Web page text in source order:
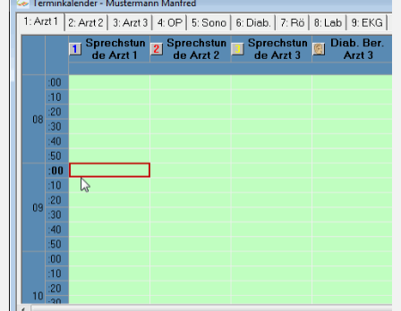
Patient
über
Terminkalender
aufnehmen
Vollbildmodus
oder
Fenster?
Unkompliziertes
Blättern
mit
der
Bild-
Auf-
und
Bild-
Ab-